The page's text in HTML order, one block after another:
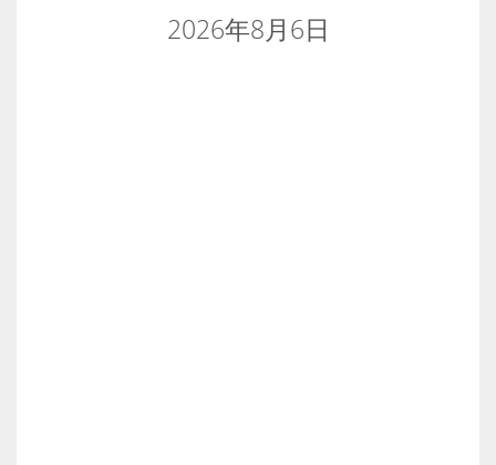
2026年8月6日